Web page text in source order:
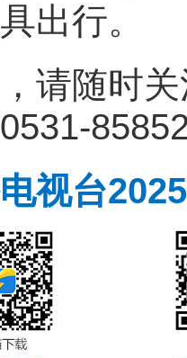
出行。
请随时
视台